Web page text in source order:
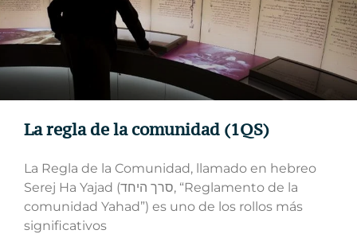
La regla de la comunidad (1QS)
La Regla de la Comunidad, llamado en hebreo
Serej Ha Yajad (סרך היחד, “Reglamento de la
comunidad Yahad”) es uno de los rollos más
significativos